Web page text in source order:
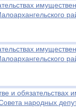
и обязательствах
народных